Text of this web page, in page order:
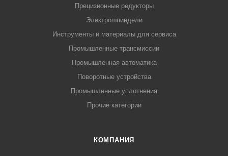
Прецизионные редукторы
Электрошпиндели
Инструменты и материалы для сервиса
Промышленные трансмиссии
Промышленная автоматика
Поворотные устройства
Промышленные уплотнения
Прочие категории
КОМПАНИЯ